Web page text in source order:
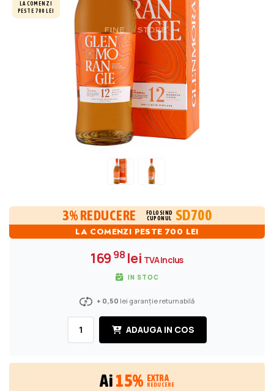
LA COMENZI
PESTE 700 LEI
3% REDUCERE
FOLOSIND
CUPONUL
SD700
LA COMENZI PESTE 700 LEI
169 98lei TVA inclus
IN STOC
+ 0,50 lei garanție returnabilă
ADAUGA IN COS
Ai15% EXTRA
REDUCERE